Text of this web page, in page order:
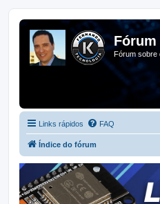
Fórum
Fórum sobre
Links rápidos FAQ
Índice do fórum